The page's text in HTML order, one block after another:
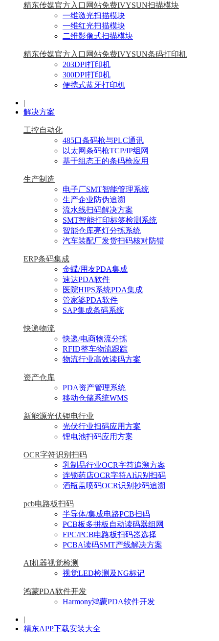
精东传媒官方入口网站免费IVYSUN扫描模块
一维激光扫描模块
一维红光扫描模块
二维影像式扫描模块
精东传媒官方入口网站免费IVYSUN条码打印机
203DPI打印机
300DPI打印机
便携式蓝牙打印机
|
解决方案
工控自动化
485口条码枪与PLC通讯
以太网条码枪TCP/IP组网
基于组态王的条码枪应用
生产制造
电子厂SMT智能管理系统
生产企业防伪追溯
流水线扫码解决方案
SMT智能打印标签检测系统
智能仓库亮灯分拣系统
汽车装配厂发货扫码核对防错
ERP条码集成
金蝶/用友PDA集成
速达PDA软件
医院HIPS系统PDA集成
管家婆PDA软件
SAP集成条码系统
快递物流
快递/电商物流分拣
RFID整车物流跟踪
物流行业高效读码方案
资产仓库
PDA资产管理系统
移动仓储系统WMS
新能源光伏锂电行业
光伏行业扫码应用方案
锂电池扫码应用方案
OCR字符识别扫码
乳制品行业OCR字符追溯方案
连锁药店OCR字符AI识别扫码
酒瓶盖喷码OCR识别抄码追溯
pcb电路板扫码
半导体/集成电路PCB扫码
PCB板多拼板自动读码器组网
FPC/PCB电路板扫码器选择
PCBA读码SMT产线解决方案
AI机器视觉检测
视觉LED检测及NG标记
鸿蒙PDA软件开发
Harmony鸿蒙PDA软件开发
|
精东APP下载安装大全